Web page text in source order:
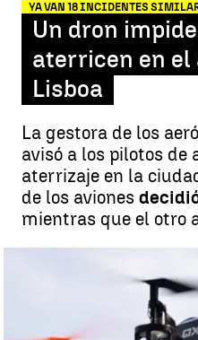
YA VAN 18 INCIDENTES
Un dron
aterricen en el
Lisboa
La gestora de los
avisó a los pilotos
aterrizaje en la
de los aviones
mientras que el otro